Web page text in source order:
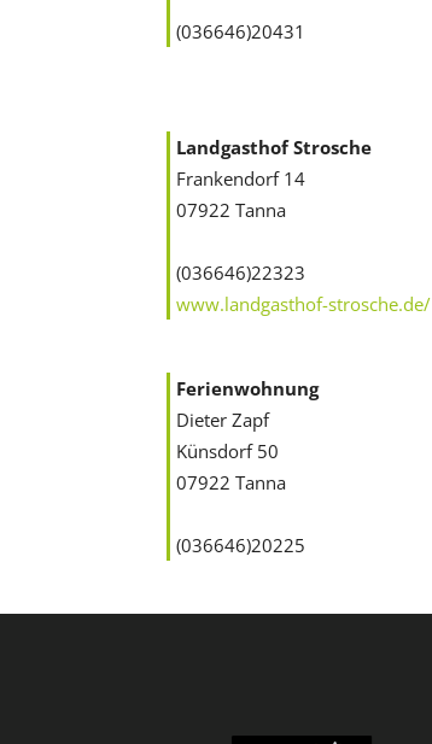
(036646)20431
Landgasthof Strosche
Frankendorf 14
07922 Tanna
(036646)22323
www.landgasthof-strosche.de/
Ferienwohnung
Dieter Zapf
Künsdorf 50
07922 Tanna
(036646)20225